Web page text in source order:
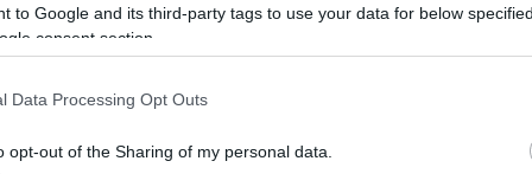
to Google and its third-party tags to use your data for below
consent section.
Data Processing Opt Outs
opt-out of the Sharing of my personal data.
mivel a darabok azokat a szörnyűséges körülményeket
Az összegyűjtött művek többsége a csehországi
és ahol több zsidó vezető személyiség és művész is
ugyanis a tábort propaganda célokra használták fel a